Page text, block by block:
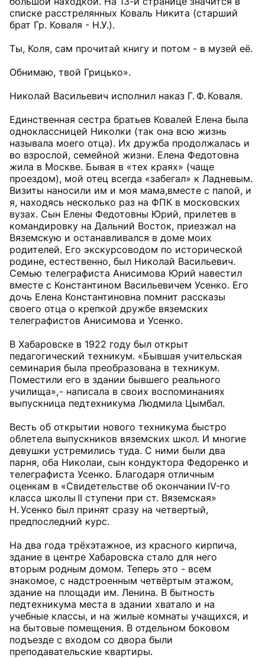
списке расстрелянных Коваль Никита (старший
брат Гр. Коваля - Н.У.).
Ты, Коля, сам прочитай книгу и потом - в музей её.
Обнимаю, твой Грицько».
Николай Васильевич исполнил наказ Г. Ф. Коваля.
Единственная сестра братьев Ковалей Елена была
одноклассницей Николки (так она всю жизнь
называла моего отца). Их дружба продолжалась и
во взрослой, семейной жизни. Елена Федотовна
жила в Москве. Бывая в «тех краях» (чаще
проездом), мой отец всегда «забегал» к Ладневым.
Визиты наносили им и моя мама,вместе с папой, и
я, находясь несколько раз на ФПК в московских
вузах. Сын Елены Федотовны Юрий, прилетев в
командировку на Дальний Восток, приезжал на
Вяземскую и останавливался в доме моих
родителей. Его экскурсоводом по исторической
родине, естественно, был Николай Васильевич.
Семью телеграфиста Анисимова Юрий навестил
вместе с Константином Васильевичем Усенко. Его
дочь Елена Константиновна помнит рассказы
своего отца о крепкой дружбе вяземских
телеграфистов Анисимова и Усенко.
В Хабаровске в 1922 году был открыт
педагогический техникум. «Бывшая учительская
семинария была преобразована в техникум.
Поместили его в здании бывшего реального
училища», - написала в своих воспоминаниях
выпускница педтехникума Людмила Цымбал.
Весть об открытии нового техникума быстро
облетела выпускников вяземских школ. И многие
девушки устремились туда. С ними были два
парня, оба Николаи, сын кондуктора Федоренко и
телеграфиста Усенко. Благодаря отличным
оценкам в «Свидетельстве об окончании IV-го
класса школы II ступени при ст. Вяземская»
Н. Усенко был принят сразу на четвертый,
предпоследний курс.
На два года трёхэтажное, из красного кирпича,
здание в центре Хабаровска стало для него
вторым родным домом. Теперь это - всем
знакомое, с надстроенным четвёртым этажом,
здание на площади им. Ленина. В бытность
педтехникума места в здании хватало и на
учебные классы, и на жилые комнаты учащихся, и
на бытовые помещения. В отдельном боковом
подъезде с входом со двора были
преподавательские квартиры.